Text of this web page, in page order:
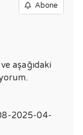
Abone
aşağıdaki